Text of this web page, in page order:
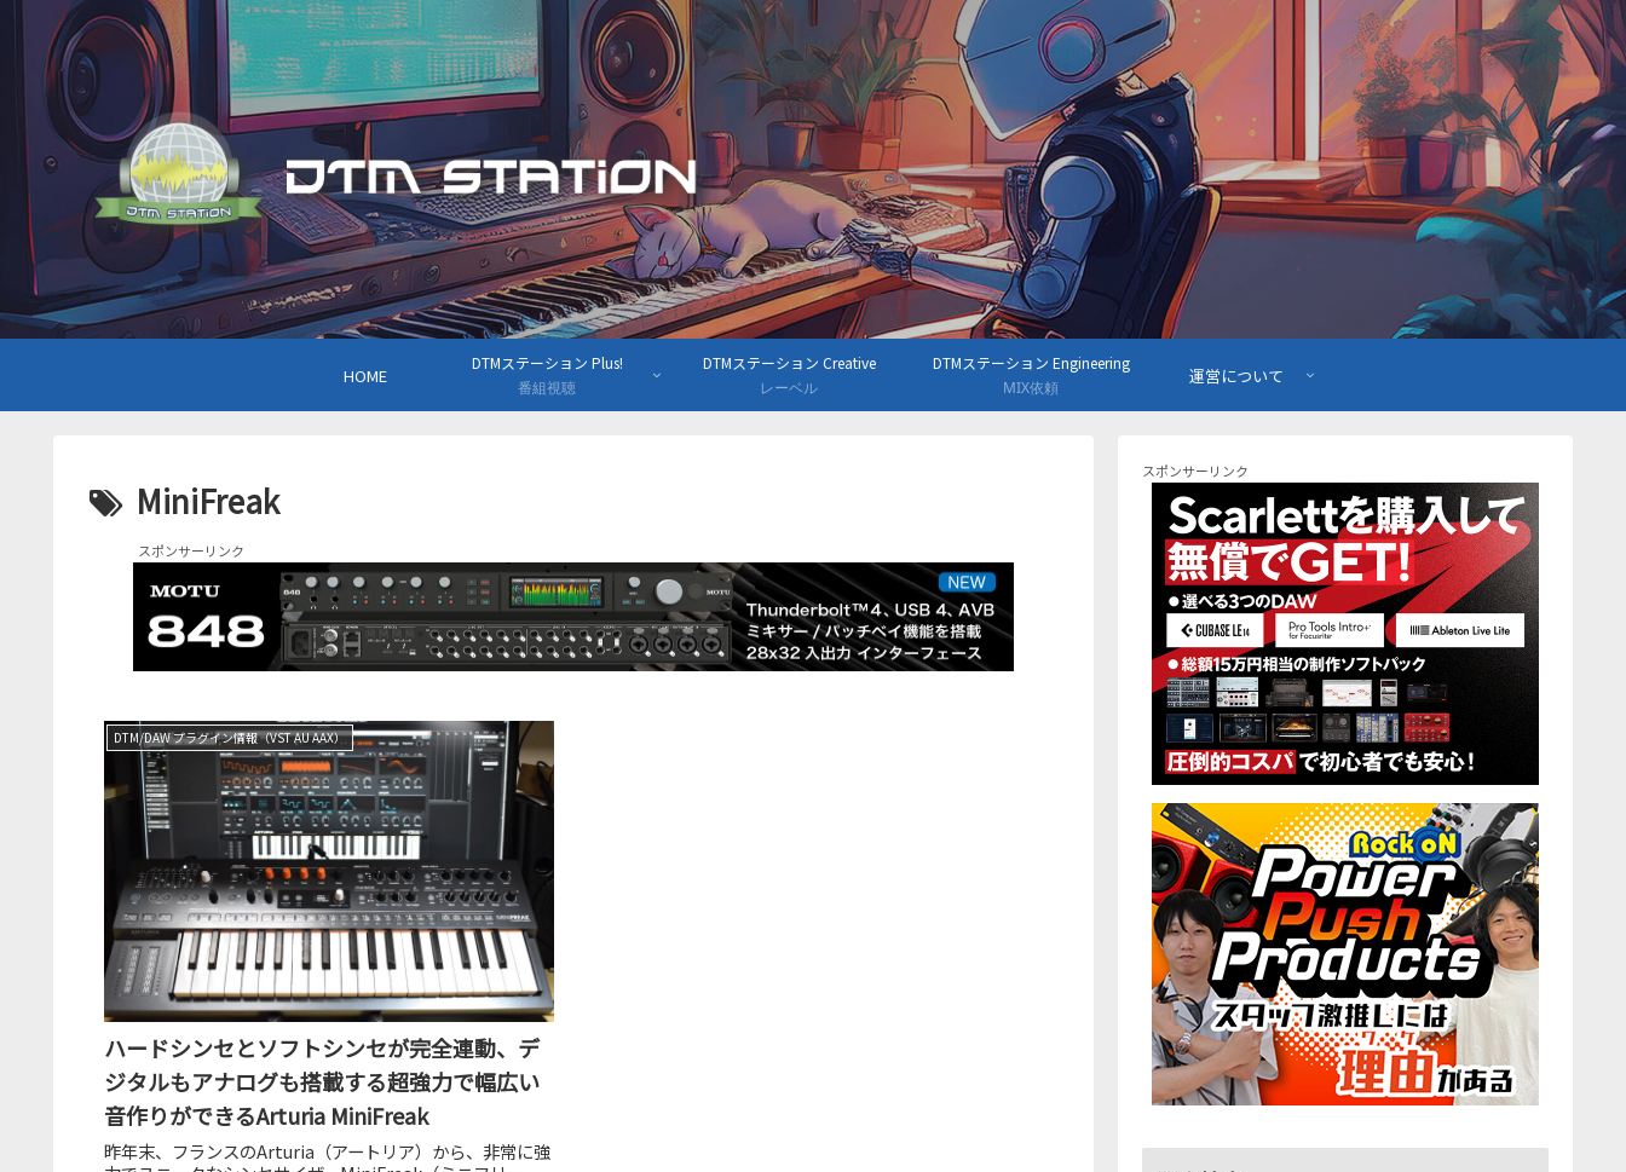
HOME
DTMステーション Plus!
番組視聴
DTMステーション Creative
レーベル
DTMステーション Engineering
MIX依頼
運営について
MiniFreak
スポンサーリンク
DTM/DAW プラグイン情報（VST AU AAX）
ハードシンセとソフトシンセが完全連動、デ
ジタルもアナログも搭載する超強力で幅広い
音作りができるArturia MiniFreak
昨年末、フランスのArturia（アートリア）から、非常に強
スポンサーリンク